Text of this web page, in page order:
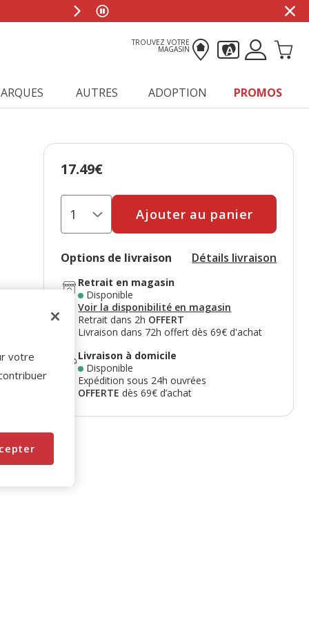
TROUVEZ VOTRE
MAGASIN
AUTRES ADOPTION PROMOS
Prix 17.49€
17.49€
Ajouter au panier
Options de livraison Détails livraison
Retrait en magasin
Disponible
Voir la disponibilité en magasin
Retrait dans 2h OFFERT
Livraison dans 72h offert dès 69€ d'achat
Livraison à domicile
Disponible
Expédition sous 24h ouvrées
OFFERTEdès 69€ d’achat
votre